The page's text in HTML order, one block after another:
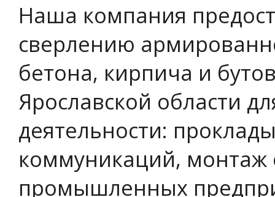
Наша компания
сверлению
бетона, кирпича и
Ярославской области
деятельности:
коммуникаций, монтаж
промышленных